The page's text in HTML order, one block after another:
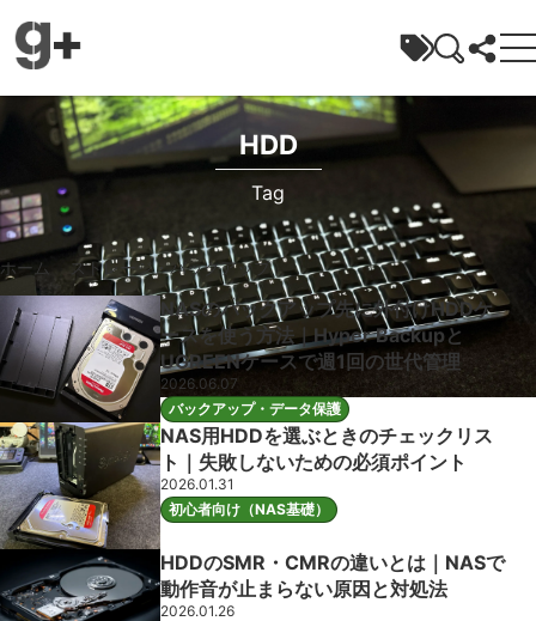
HDD
Tag
ホーム » ストレージ・バックアップ» HDD
NASのバックアップ先に外付けHDDケ
ースを使う方法｜Hyper Backupと
UGREENケースで週1回の世代管理
2026.06.07
バックアップ・データ保護
NAS用HDDを選ぶときのチェックリス
ト｜失敗しないための必須ポイント
2026.01.31
初心者向け（NAS基礎）
HDDのSMR・CMRの違いとは｜NASで
動作音が止まらない原因と対処法
2026.01.26